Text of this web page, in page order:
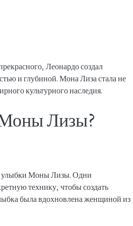
Леонардо создал
и глубиной. Мона Лиза стала не
культурного наследия.
Лизы?
улыбки Моны Лизы. Одни
технику, чтобы создать
была вдохновлена женщиной из